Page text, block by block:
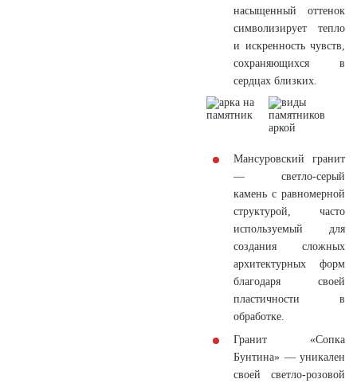
насыщенный оттенок
символизирует тепло
и искренность чувств,
сохраняющихся в
сердцах близких.
Мансуровский гранит
— светло-серый
камень с равномерной
структурой, часто
используемый для
создания сложных
архитектурных форм
благодаря своей
пластичности в
обработке.
Гранит «Сопка
Бунтина» — уникален
своей светло-розовой